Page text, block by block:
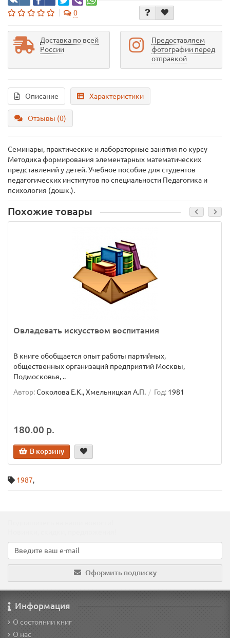
0
Доставка по всей
России
Предоставляем
фотографии перед
отправкой
Описание Характеристики
Отзывы (0)
Семинары, практические и лабораторные занятия по курсу
Методика формирования элементарных математических
представлений у детей. Учебное пособие для студентов
педагогических институтов по специальности Педагогика и
психология (дошк.).
Похожие товары
Овладевать искусством воспитания
В книге обобщается опыт работы партийных,
общественных организаций предприятий Москвы,
Подмосковья, ..
Автор:Соколова Е.К., Хмельницкая А.П. Год: 1981
180.00 р.
В корзину
1987,
Оформить подписку
Информация
О состоянии книг
О нас